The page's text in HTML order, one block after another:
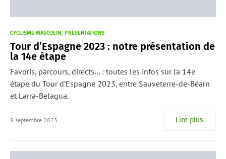
CYCLISME MASCULIN PRÉSENTATIONS
Tour d’Espagne 2023 : notre présentation de
la 14e étape
Favoris, parcours, directs… : toutes les infos sur la 14e
étape du Tour d’Espagne 2023, entre Sauveterre-de-Béarn
et Larra-Belagua.
8 septembre 2023 Lire plus